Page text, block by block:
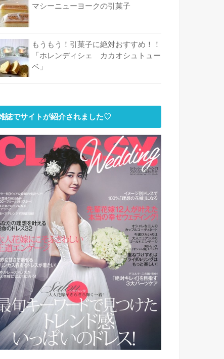
マシーニューヨークの引菓子
もうもう！引菓子に絶対おすすめ！！
「ホレンディシェ カカオシュトュー
ベ」
誌でサイトが紹介されました♡